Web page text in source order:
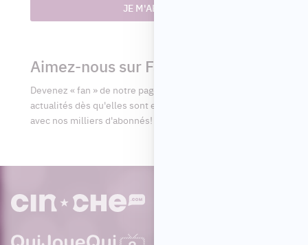
JE M'ABONNE
Aimez-nous sur Facebook
Devenez « fan » de notre page afin de voir toutes les
actualités dès qu'elles sont en ligne et pouvoir interagir
avec nos milliers d'abonnés!
cinoche.com
quijouequi.com